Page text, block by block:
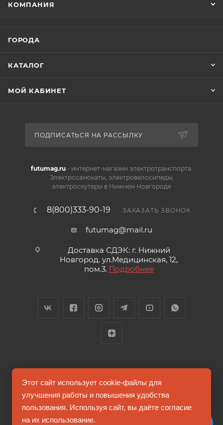
КОМПАНИЯ
ГОРОДА
КАТАЛОГ
МОЙ КАБИНЕТ
ПОДПИСАТЬСЯ НА РАССЫЛКУ
futumag.ru- интернет-магазин электротранспорта.
Электросамокаты, электровелосипеды,
электроскутеры в Нижнем Новгороде
8(800)333-90-19 ЗАКАЗАТЬ ЗВОНОК
futumag@mail.ru
Доставка СДЭК: г. Нижний
Новгород. ул.Медицинская, 12,
пом.3. Подробнее
2026 © FUTUMAG.RU
Информация на сайте не является публичной офертой
Этот сайт использует cookie-файлы для
улучшения работы и повышения удобства
пользования. Используя сайт, вы даёте согласие
на их использование.